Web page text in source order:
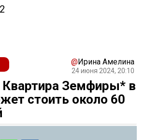
@Ирина Амелина
24 июня 2024, 20:10
Квартира Земфиры* в
стоить около 60